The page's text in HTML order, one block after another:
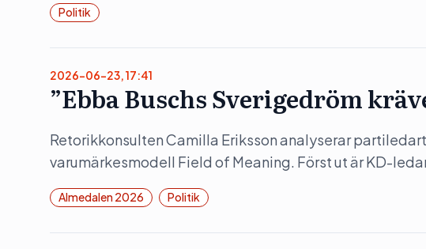
Politik
2026-06-23, 17:41
”Ebba Buschs Sverigedröm
Retorikkonsulten Camilla Eriksson analyserar
varumärkesmodell Field of Meaning. Först ut är KD-
Almedalen 2026 Politik